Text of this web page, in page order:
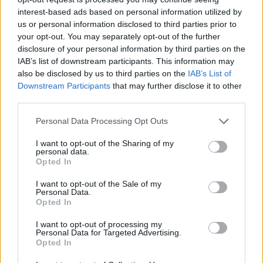
interest-based ads based on personal information utilized by
us or personal information disclosed to third parties prior to
your opt-out. You may separately opt-out of the further
disclosure of your personal information by third parties on the
IAB’s list of downstream participants. This information may
also be disclosed by us to third parties on the IAB’s List of
Downstream Participants that may further disclose it to other
Personal Data Processing Opt Outs
I want to opt-out of the Sharing of my
personal data.
Opted In
I want to opt-out of the Sale of my
Personal Data.
Opted In
I want to opt-out of processing my
Personal Data for Targeted Advertising.
Opted In
Vala përvëluese godet
Europën, temperatura
rekord dhe mijëra jetë të
humbura nga nxehtësia
Europa nën pushtetin e të
nxehtit ekstrem, Italia
shpall alarm të kuq në të
gjitha qytetet kryesore!
Mbylli sytë në moshën
26-vjeçare Sydney Towle,
rrëfeu betejën me
një milion ndjekësish
Itali, arrestohet 16-vjeçari
i dyshuar për propagandë
pajisjet e tij